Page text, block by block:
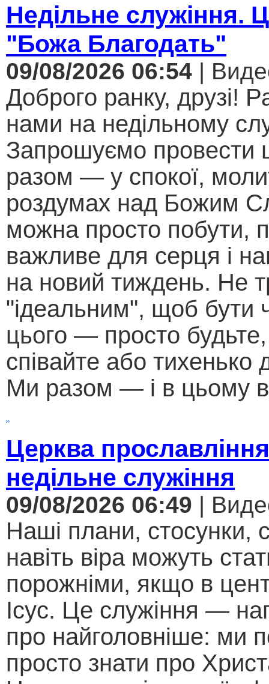
Недільне служіння.
"Божа Благодать"
09/08/2026 06:54 |
Доброго ранку, друзі!
нами на недільному
Запрошуємо провести
разом — у спокої,
роздумах над Божим
можна просто побути,
важливе для серця і
на новий тиждень. Не
"ідеальним", щоб бути
цього — просто
співайте або тихенько
Ми разом — і в цьому
Церква
недільне служіння
09/08/2026 06:49 |
Наші плани, стосунки,
навіть віра можуть
порожніми, якщо в
Ісус. Це служіння —
про найголовніше: ми
просто знати про